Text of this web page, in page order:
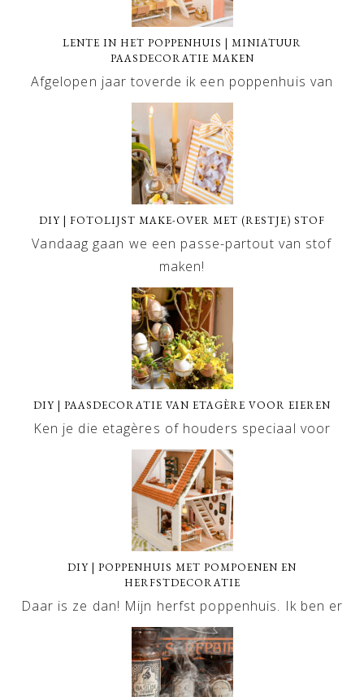
LENTE IN HET POPPENHUIS | MINIATUUR
PAASDECORATIE MAKEN
Afgelopen jaar toverde ik een poppenhuis van
DIY | FOTOLIJST MAKE-OVER MET (RESTJE) STOF
Vandaag gaan we een passe-partout van stof
maken!
DIY | PAASDECORATIE VAN ETAGÈRE VOOR EIEREN
Ken je die etagères of houders speciaal voor
DIY | POPPENHUIS MET POMPOENEN EN
HERFSTDECORATIE
Daar is ze dan! Mijn herfst poppenhuis. Ik ben er